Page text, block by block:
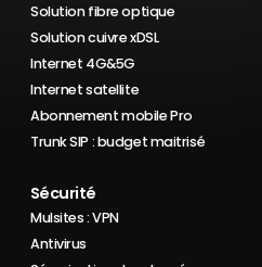
Solution fibre optique
Solution cuivre xDSL
Internet 4G&5G
Internet satellite
Abonnement mobile Pro
Trunk SIP : budget maitrisé
Sécurité
Mulsites : VPN
Antivirus